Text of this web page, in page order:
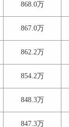
868.0万
867.0万
862.2万
854.2万
848.3万
847.3万